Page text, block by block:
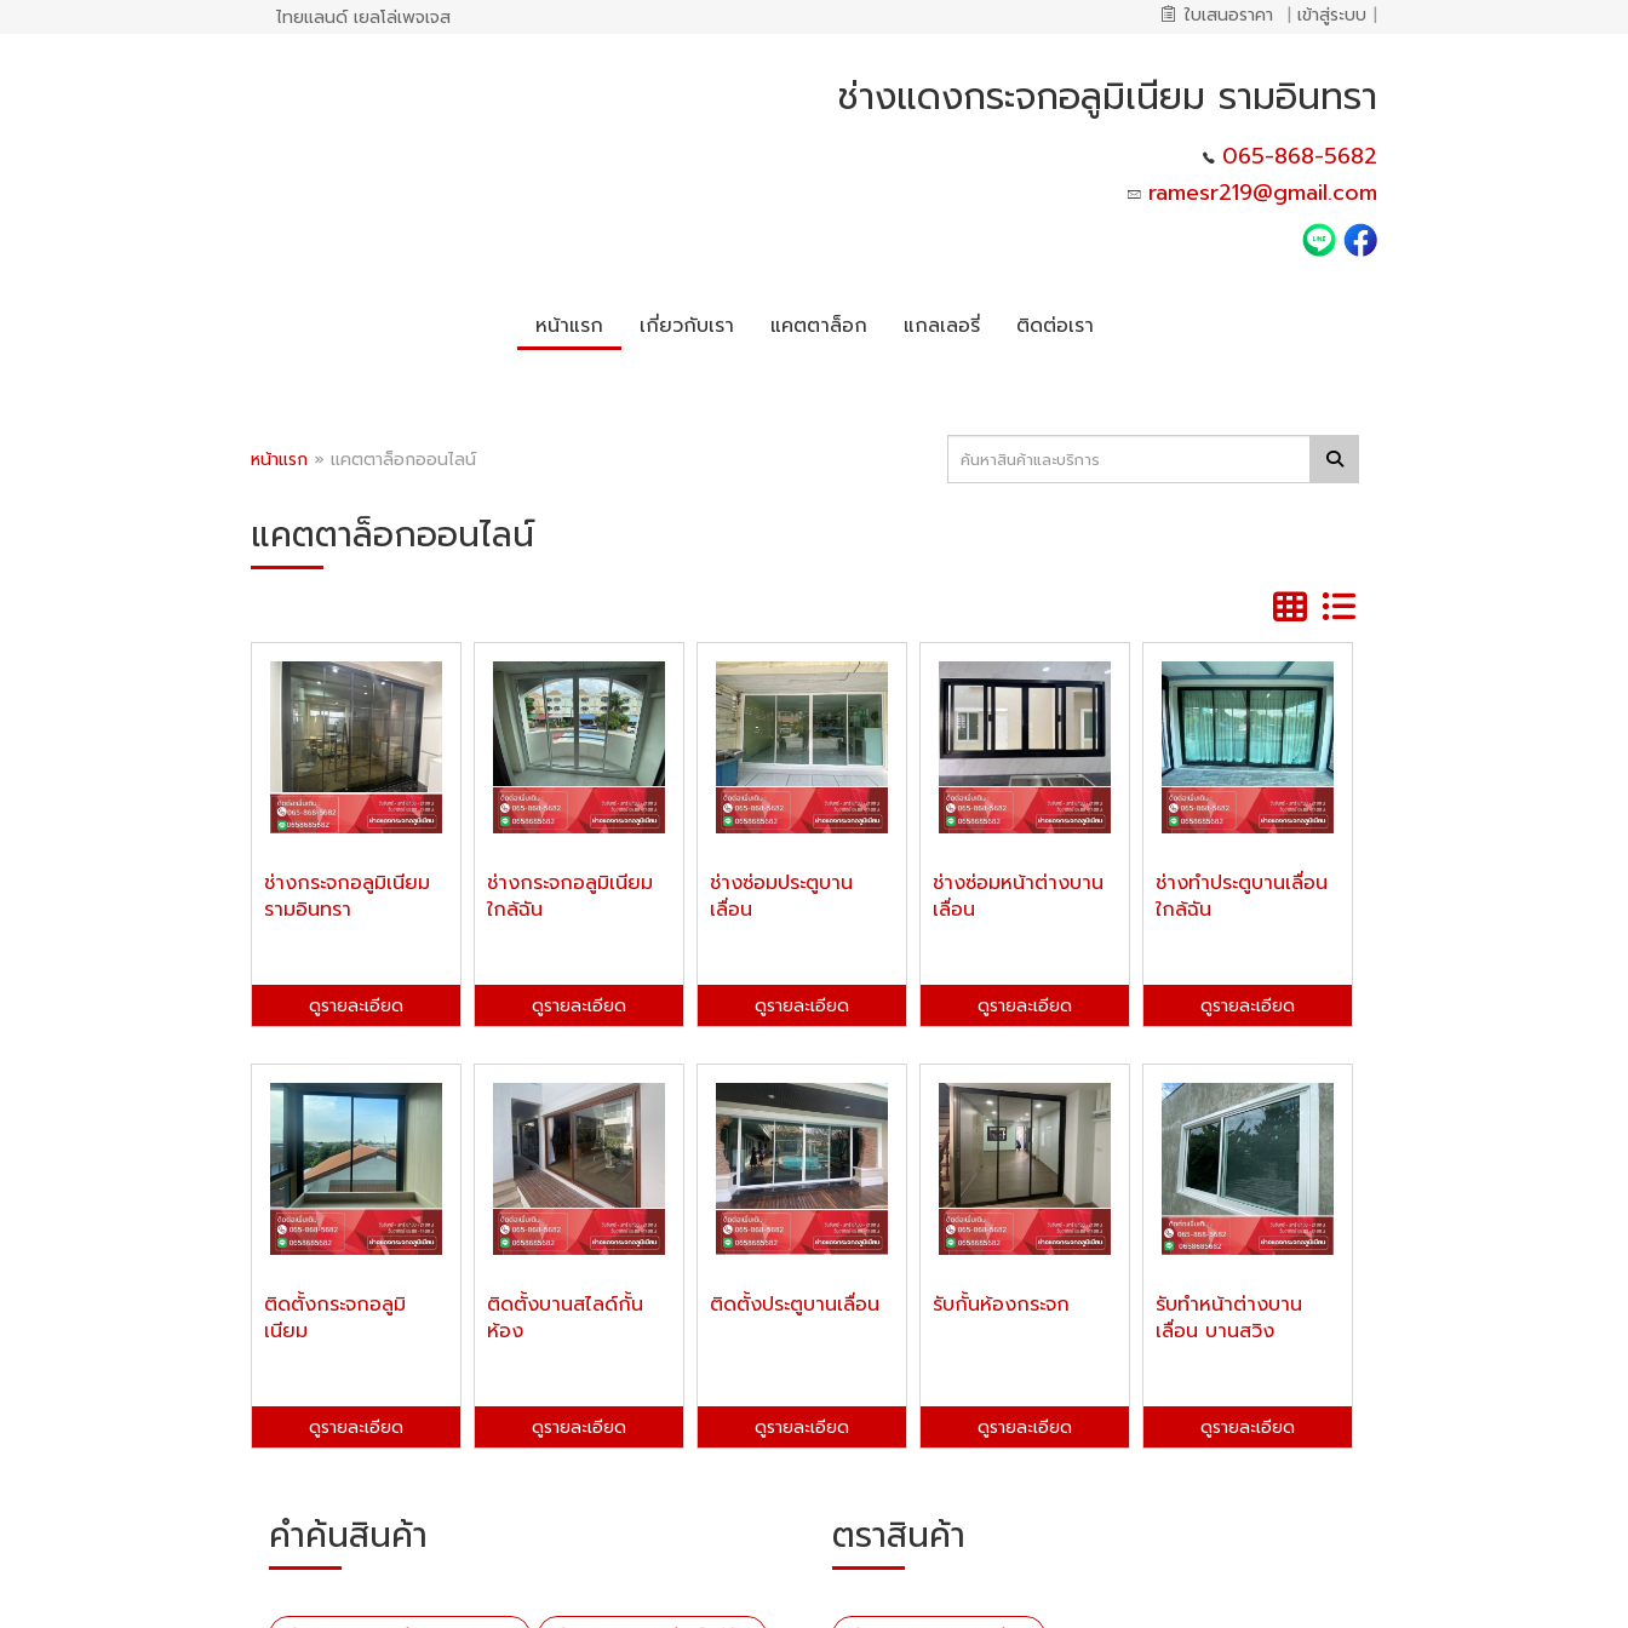
ไทยแลนด์ เยลโล่เพจเจส ใบเสนอราคา | เข้าสู่ระบบ |
ช่างแดงกระจกอลูมิเนียม รามอินทรา
065-868-5682
ramesr219@gmail.com
หน้าแรก เกี่ยวกับเรา แคตตาล็อก แกลเลอรี่ ติดต่อเรา
หน้าแรก » แคตตาล็อกออนไลน์
แคตตาล็อกออนไลน์
ช่างกระจกอลูมิเนียม
รามอินทรา
ดูรายละเอียด
ช่างกระจกอลูมิเนียม
ใกล้ฉัน
ดูรายละเอียด
ช่างซ่อมประตูบาน
เลื่อน
ดูรายละเอียด
ช่างซ่อมหน้าต่างบาน
เลื่อน
ดูรายละเอียด
ช่างทำประตูบานเลื่อน
ใกล้ฉัน
ดูรายละเอียด
ติดตั้งกระจกอลูมิ
เนียม
ดูรายละเอียด
ติดตั้งบานสไลด์กั้น
ห้อง
ดูรายละเอียด
ติดตั้งประตูบานเลื่อน
ดูรายละเอียด
รับกั้นห้องกระจก
ดูรายละเอียด
รับทำหน้าต่างบาน
เลื่อน บานสวิง
ดูรายละเอียด
คำค้นสินค้า ตราสินค้า